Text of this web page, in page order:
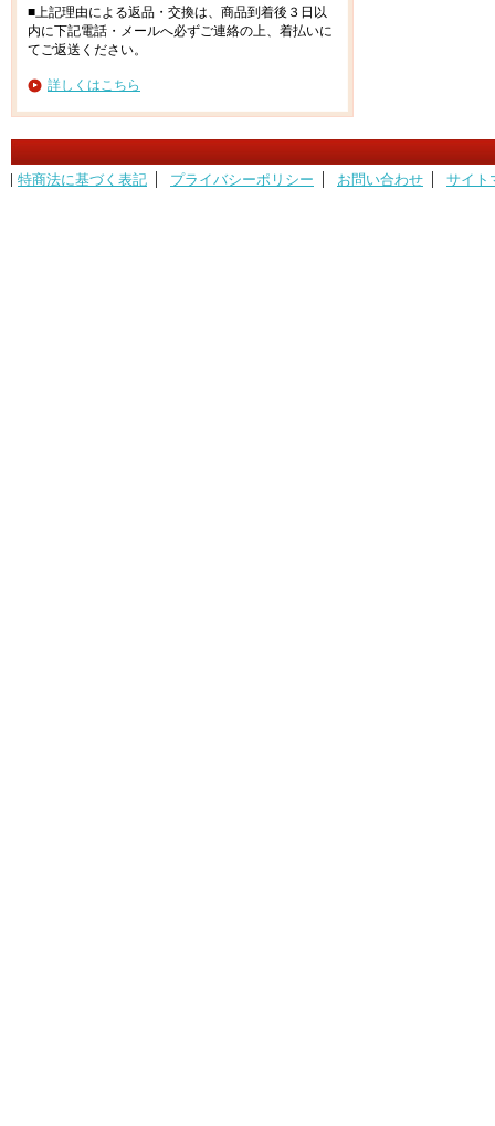
■上記理由による返品・交換は、商品到着後３日以
内に下記電話・メールへ必ずご連絡の上、着払いに
てご返送ください。
詳しくはこちら
特商法に基づく表記 プライバシーポリシー お問い合わせ サイト